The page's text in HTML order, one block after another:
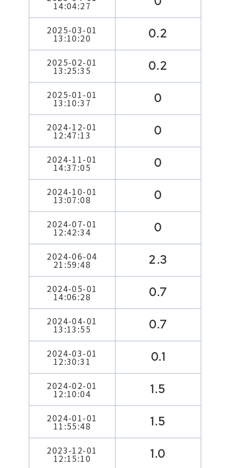
14:04:27
2025-03-01
13:10:20 0.2
2025-02-01
13:25:35 0.2
2025-01-01
13:10:37 0
2024-12-01
12:47:13 0
2024-11-01
14:37:05 0
2024-10-01
13:07:08 0
2024-07-01
12:42:34 0
2024-06-04
21:59:48 2.3
2024-05-01
14:06:28 0.7
2024-04-01
13:13:55 0.7
2024-03-01
12:30:31 0.1
2024-02-01
12:10:04 1.5
2024-01-01
11:55:48 1.5
2023-12-01
12:15:10 1.0